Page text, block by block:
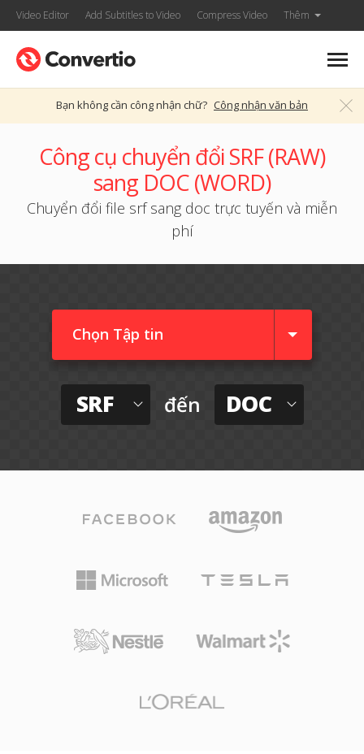
Video Editor Add Subtitles to Video Compress Video Thêm
Bạn không cần công nhận chữ? Công nhận văn bản
Công cụ chuyển đổi SRF (RAW)
sang DOC (WORD)
Chuyển đổi file srf sang doc trực tuyến và miễn
phí
Chọn Tập tin
SRF đến DOC